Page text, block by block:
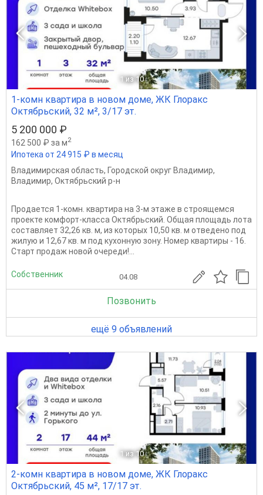
1 из 10
1-комн квартира в новом доме, ЖК Глоракс
Октябрьский, 32 м², 3/17 эт.
5 200 000 ₽
162 500 ₽ за м2
Ипотека от 24 915 ₽ в месяц
Владимирская область, Городской округ Владимир,
Владимир, Октябрьский р-н
Продается 1-комн. квартира на 3-м этаже в строящемся
проекте комфорт-класса Октябрьский. Общая площадь лота
составляет 32,26 кв. м, из которых 10,50 кв. м отведено под
жилую и 12,67 кв. м под кухонную зону. Номер квартиры - 16.
Старт продаж новой очереди!...
Собственник 04.08
Позвонить
ещё 9 объявлений
1 из 10
2-комн квартира в новом доме, ЖК Глоракс
Октябрьский, 45 м², 17/17 эт.